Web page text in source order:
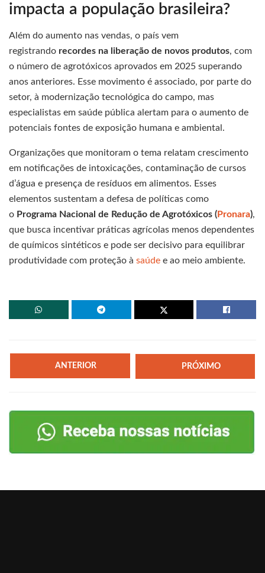
impacta a população brasileira?
Além do aumento nas vendas, o país vem
registrando recordes na liberação de novos produtos, com
o número de agrotóxicos aprovados em 2025 superando
anos anteriores. Esse movimento é associado, por parte do
setor, à modernização tecnológica do campo, mas
especialistas em saúde pública alertam para o aumento de
potenciais fontes de exposição humana e ambiental.
Organizações que monitoram o tema relatam crescimento
em notificações de intoxicações, contaminação de cursos
d’água e presença de resíduos em alimentos. Esses
elementos sustentam a defesa de políticas como
o Programa Nacional de Redução de Agrotóxicos (Pronara),
que busca incentivar práticas agrícolas menos dependentes
de químicos sintéticos e pode ser decisivo para equilibrar
produtividade com proteção à saúde e ao meio ambiente.
ANTERIOR PRÓXIMO